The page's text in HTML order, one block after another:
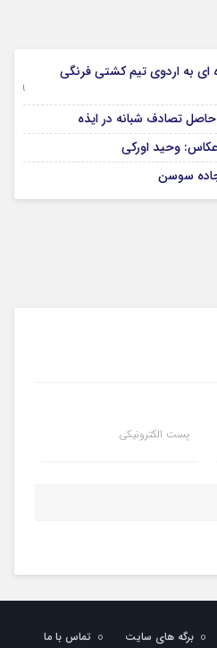
کم‌سابقه؛ دعوت 8 ایذه ای به اردوی تیم کشتی فرنگی
09 جولای 2026
پست الکترونیکی
برگه های سایت تماس با ما